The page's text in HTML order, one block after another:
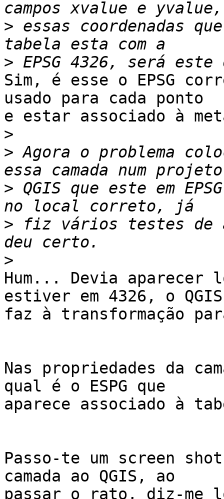
> essas coordenadas
>
Sim, é esse o EPSG
usado para cada ponto
e estar associado à
>
> Agora o problema
> QGIS que este em
> fiz vários testes de
>
Hum... Devia
estiver em 4326, o QGIS
faz à transformação
Nas propriedades da
qual é o ESPG que
aparece associado à
Passo-te um screen
camada ao QGIS, ao
passar o rato, diz-me